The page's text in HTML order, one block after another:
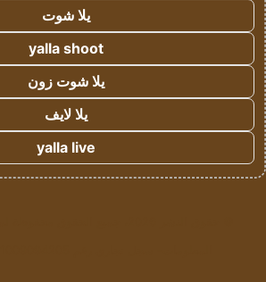
يلا شوت
yalla shoot
يلا شوت زون
يلا لايف
yalla live